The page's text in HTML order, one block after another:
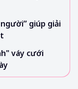
giúp giải
váy cưới